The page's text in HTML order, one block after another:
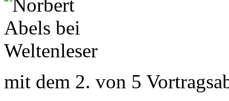
mit dem 2. von 5